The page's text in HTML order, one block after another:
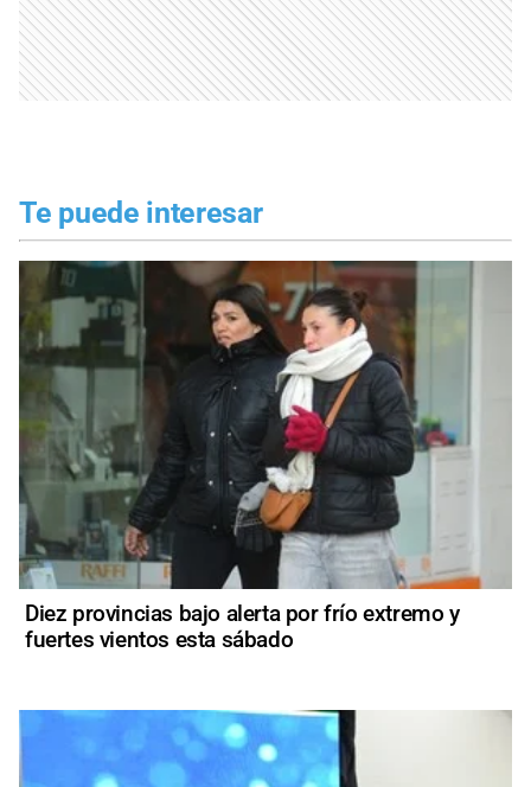
Te puede interesar
Diez provincias bajo alerta por frío extremo y
fuertes vientos esta sábado